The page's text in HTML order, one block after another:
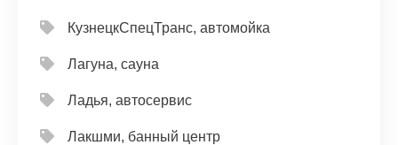
КузнецкСпецТранс, автомойка
Лагуна, сауна
Ладья, автосервис
Лакшми, банный центр